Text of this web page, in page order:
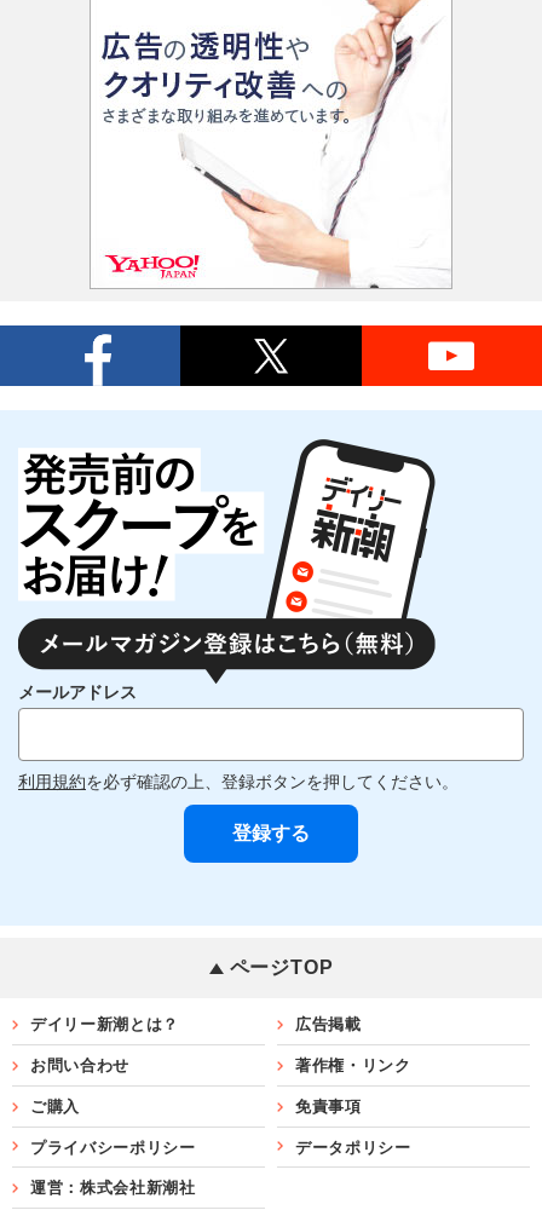
メールアドレス
利用規約を必ず確認の上、登録ボタンを押してください。
ページTOP
デイリー新潮とは？ 広告掲載
お問い合わせ 著作権・リンク
ご購入 免責事項
プライバシーポリシー データポリシー
運営：株式会社新潮社